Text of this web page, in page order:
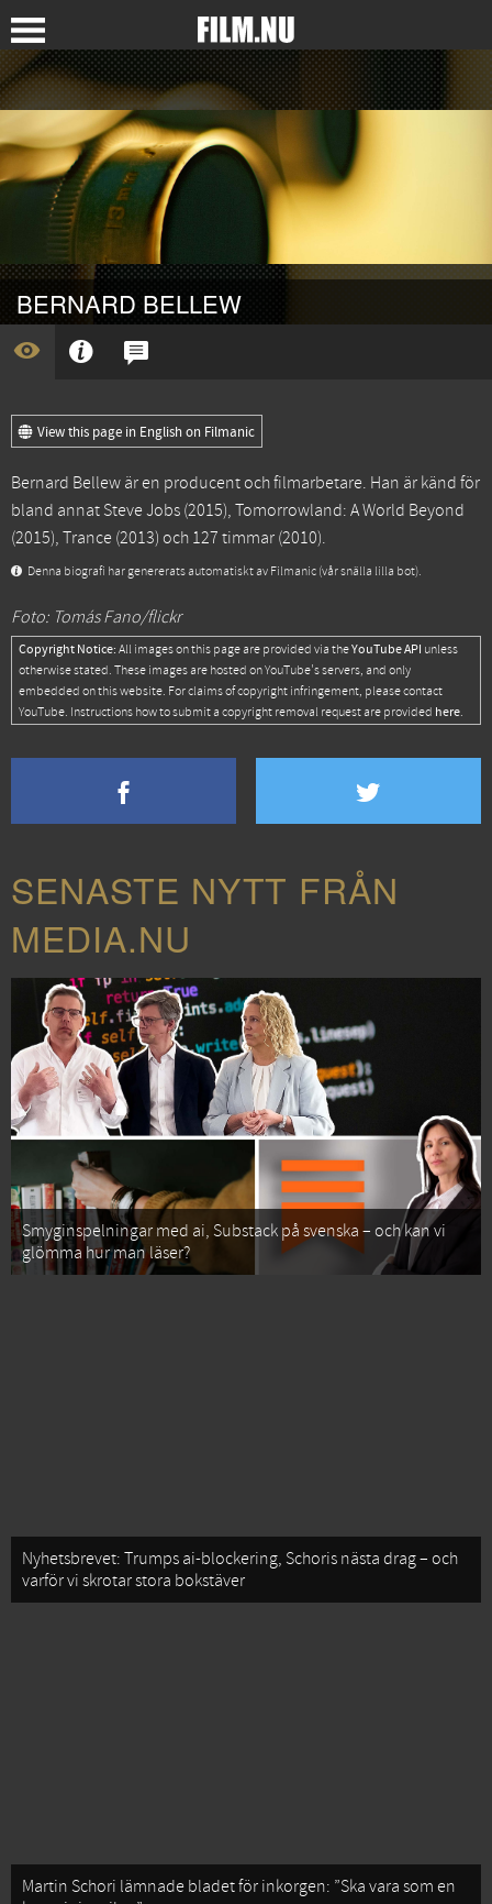
BERNARD BELLEW
View this page in English on Filmanic
Bernard Bellew är en producent och filmarbetare. Han är känd för
bland annat Steve Jobs (2015), Tomorrowland: A World Beyond
(2015), Trance (2013) och 127 timmar (2010).
Denna biografi har genererats automatiskt av Filmanic (vår snälla lilla bot).
Foto: Tomás Fano/flickr
Copyright Notice: All images on this page are provided via theYouTube API unless
otherwise stated. These images are hosted on YouTube's servers, and only
embedded on this website. For claims of copyright infringement, please contact
YouTube. Instructions how to submit a copyright removal request are provided here.
SENASTE NYTT FRÅN
MEDIA.NU
Smyginspelningar med ai, Substack på svenska – och kan vi
glömma hur man läser?
Nyhetsbrevet: Trumps ai-blockering, Schoris nästa drag – och
varför vi skrotar stora bokstäver
Martin Schori lämnade bladet för inkorgen: ”Ska vara som en